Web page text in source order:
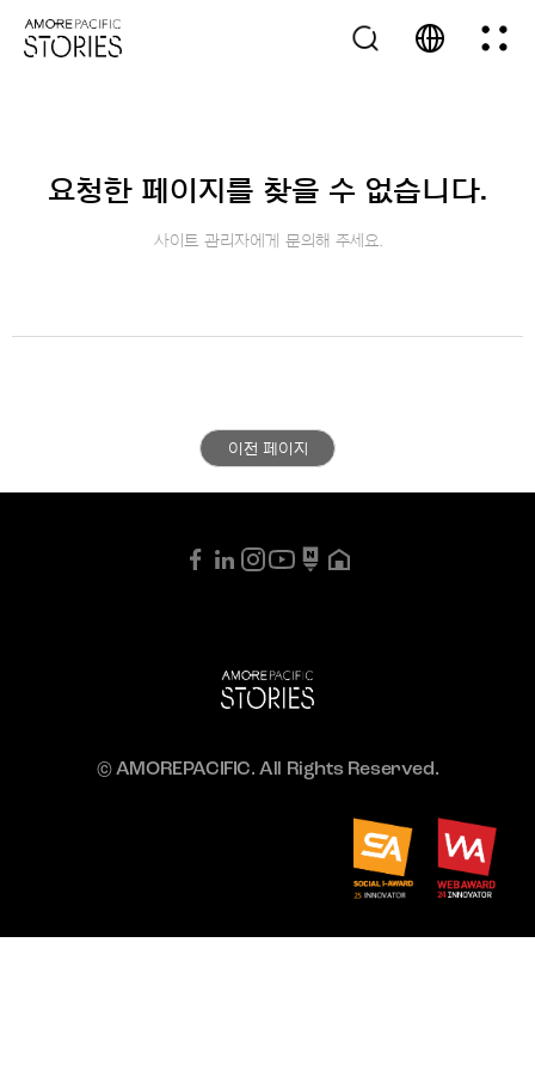
요청한 페이지를 찾을 수 없습니다.
사이트 관리자에게 문의해 주세요.
이전 페이지
© AMOREPACIFIC. All Rights Reserved.